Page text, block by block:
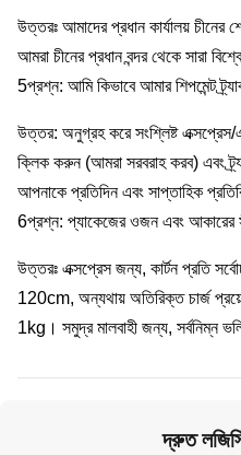
উত্তরঃ আমাদের প্রধান কার্যালয় চীনের
আমরা চীনের প্রধান বন্দর থেকে সারা
5প্রশ্ন: আমি কিভাবে আমার শিপমেন্ট
উত্তর: অনুগ্রহ করে সংশ্লিষ্ট এক্সপ্রেস/
ক্লিক করুন (আমরা সরবরাহ করব) এবং
আপনাকে প্রতিদিন এবং সাপ্তাহিক
6প্রশ্ন: প্যাকেজের ওজন এবং আকারের
উত্তরঃ এক্সপ্রেস জন্য, কার্টন প্রতি
120cm, অন্যথায় অতিরিক্ত চার্জ
1kg। সমুদ্র মালবাহী জন্য, সর্বনিম্ন
দ্রুত